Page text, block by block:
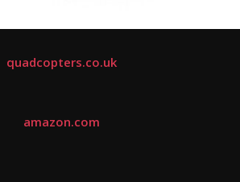
quadcopters.co.uk
amazon.com